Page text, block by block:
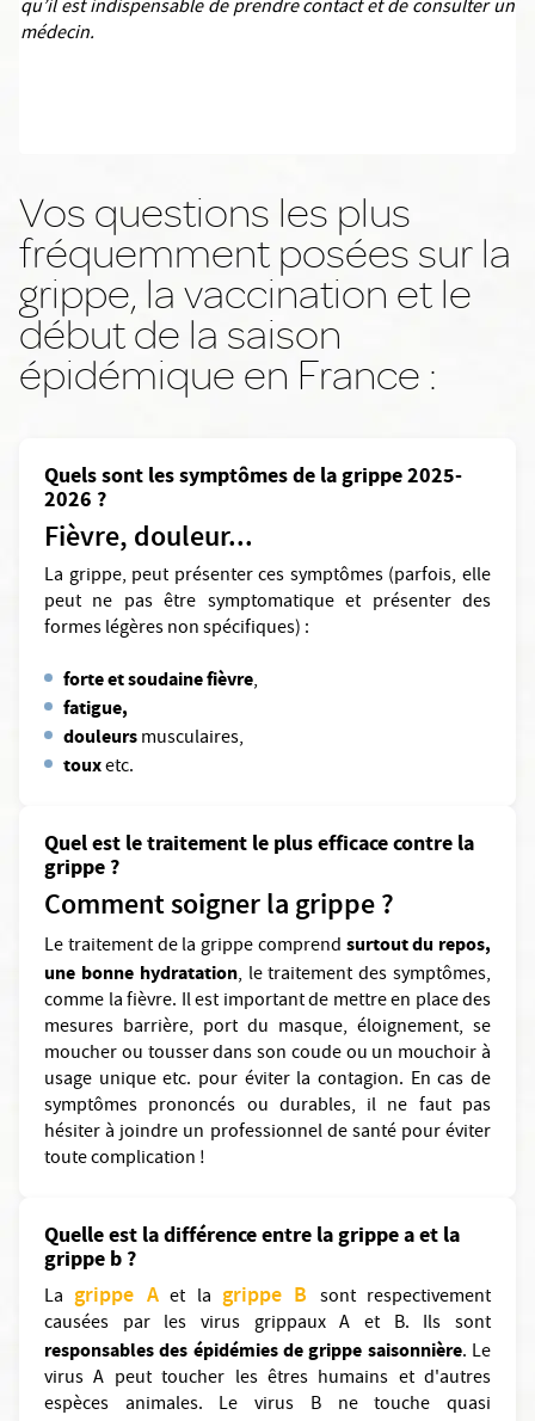
qu’il est indispensable de prendre contact et de consulter un
médecin.
Vos questions les plus
fréquemment posées sur la
grippe, la vaccination et le
début de la saison
épidémique en France :
Quels sont les symptômes de la grippe 2025-
2026 ?
Fièvre, douleur...
La grippe, peut présenter ces symptômes (parfois, elle
peut ne pas être symptomatique et présenter des
formes légères non spécifiques) :
forte et soudaine fièvre,
fatigue,
douleursmusculaires,
touxetc.
Quel est le traitement le plus efficace contre la
grippe ?
Comment soigner la grippe ?
Le traitement de la grippe comprend surtout du repos,
une bonne hydratation, le traitement des symptômes,
comme la fièvre. Il est important de mettre en place des
mesures barrière, port du masque, éloignement, se
moucher ou tousser dans son coude ou un mouchoir à
usage unique etc. pour éviter la contagion. En cas de
symptômes prononcés ou durables, il ne faut pas
hésiter à joindre un professionnel de santé pour éviter
toute complication !
Quelle est la différence entre la grippe a et la
grippe b ?
Lagrippe Aet la grippe B sont respectivement
causées par les virus grippaux A et B. Ils sont
responsables des épidémies de grippe saisonnière. Le
virus A peut toucher les êtres humains et d'autres
espèces animales. Le virus B ne touche quasi